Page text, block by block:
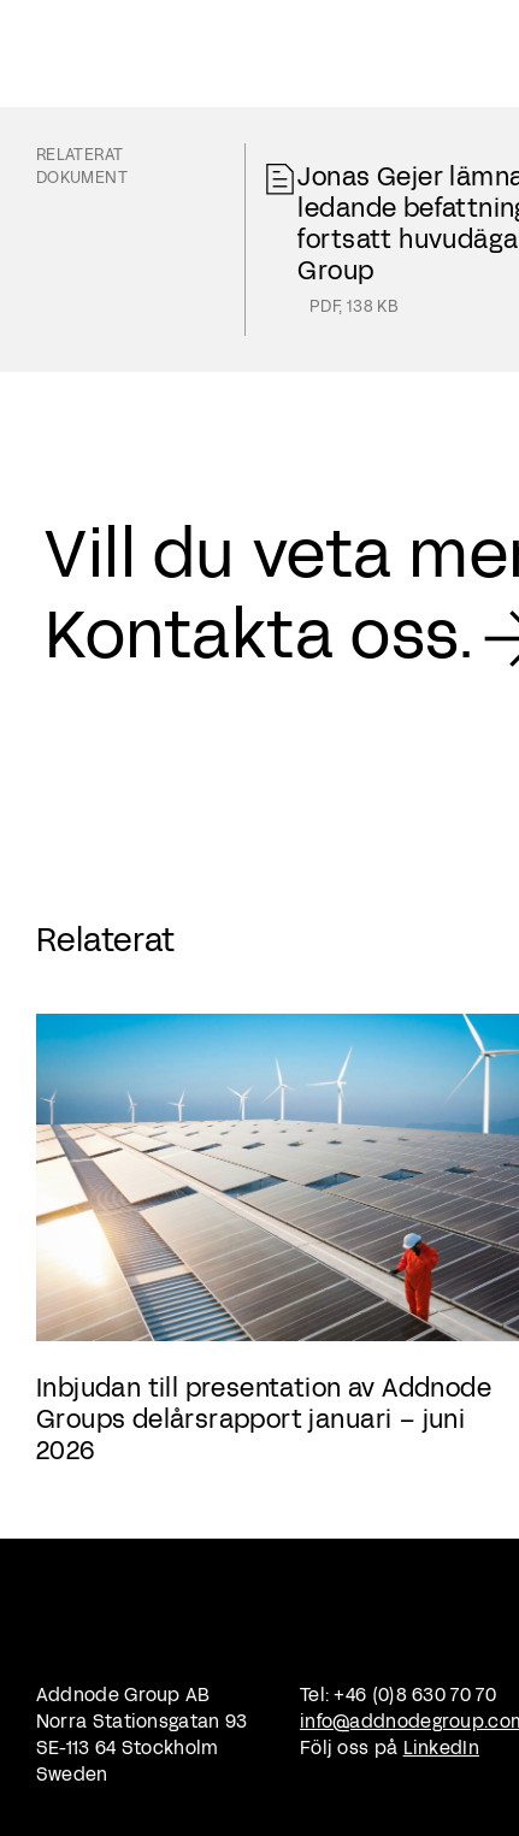
RELATERAT
DOKUMENT
Jonas Gejer
ledande
fortsatt
Group
PDF, 138 KB
Vill du veta
Kontakta oss.
Relaterat
Inbjudan till presentation av Addnode
Groups delårsrapport januari – juni
2026
Addnode Group AB
Norra Stationsgatan 93
SE-113 64 Stockholm
Sweden
Tel: +46 (0)8 630 70 70
Följ oss på LinkedIn